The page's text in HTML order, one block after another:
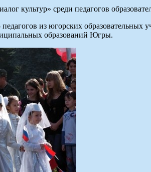
культур» среди педагогов
из югорских
образований Югры.